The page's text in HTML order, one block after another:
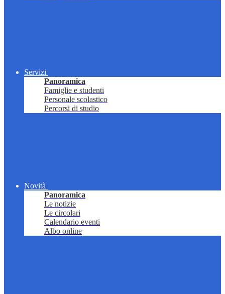
Servizi
Panoramica
Famiglie e studenti
Personale scolastico
Percorsi di studio
Novità
Panoramica
Le notizie
Le circolari
Calendario eventi
Albo online